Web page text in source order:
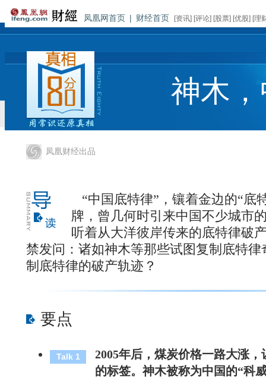
凤凰网首页 | 财经首页 [资讯] [评论] [股票] [优股] [理
神木
凤凰财经出品
“中国底特律”，镶着金边的“底
牌，曾几何时引来中国不少城市
听着从大洋彼岸传来的底特律破
禁发问：诸如神木等那些试图复制底特
制底特律的破产轨迹？
要点
Talk 1
2005年后，煤炭价格一路大涨
的标签。神木被称为中国的“科